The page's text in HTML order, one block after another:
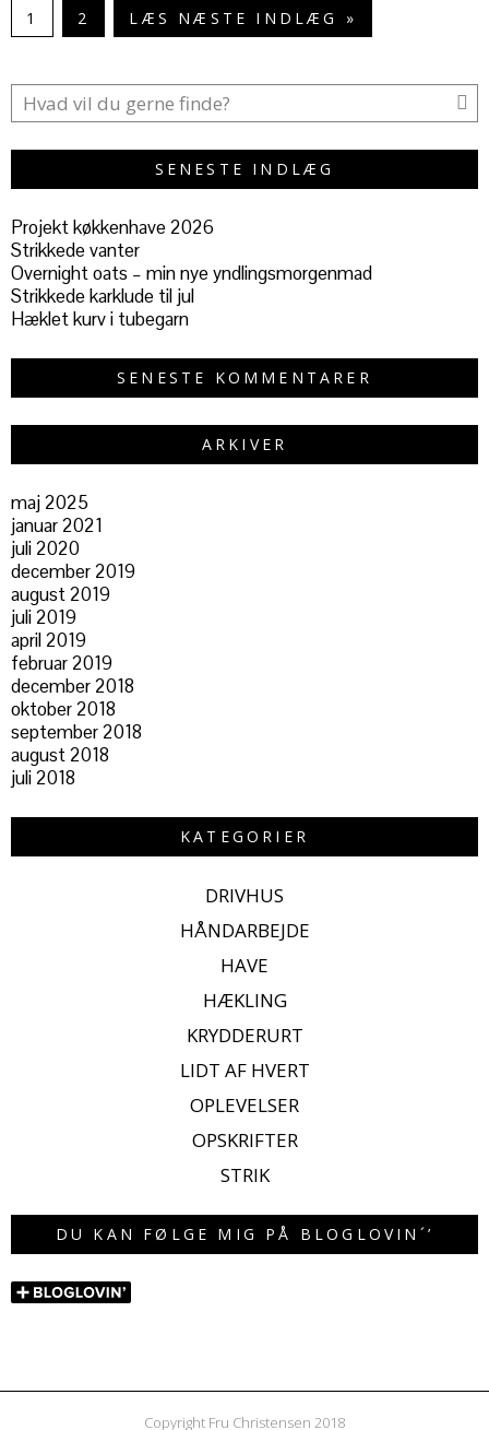
1 2 LÆS NÆSTE INDLÆG »
SENESTE INDLÆG
Projekt køkkenhave 2026
Strikkede vanter
Overnight oats – min nye yndlingsmorgenmad
Strikkede karklude til jul
Hæklet kurv i tubegarn
SENESTE KOMMENTARER
ARKIVER
maj 2025
januar 2021
juli 2020
december 2019
august 2019
juli 2019
april 2019
februar 2019
december 2018
oktober 2018
september 2018
august 2018
juli 2018
KATEGORIER
DRIVHUS
HÅNDARBEJDE
HAVE
HÆKLING
KRYDDERURT
LIDT AF HVERT
OPLEVELSER
OPSKRIFTER
STRIK
DU KAN FØLGE MIG PÅ BLOGLOVIN´’
Copyright Fru Christensen 2018